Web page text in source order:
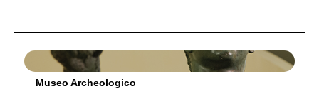
Museo Archeologico